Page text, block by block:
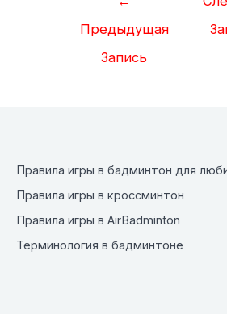
по
записям
Предыдущая
Запись
Правила игры в бадминтон для
Правила игры в кроссминтон
Правила игры в AirBadminton
Терминология в бадминтоне